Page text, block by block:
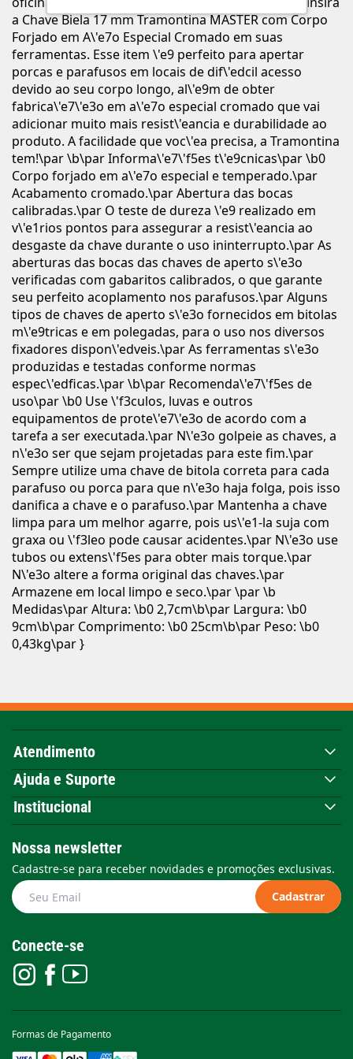
a Chave Biela 17 mm Tramontina MASTER com Corpo
Forjado em A\'e7o Especial Cromado em suas
ferramentas. Esse item \'e9 perfeito para apertar
porcas e parafusos em locais de dif\'edcil acesso
devido ao seu corpo longo, al\'e9m de obter
fabrica\'e7\'e3o em a\'e7o especial cromado que vai
adicionar muito mais resist\'eancia e durabilidade ao
produto. A facilidade que voc\'ea precisa, a Tramontina
tem!\par \b\par Informa\'e7\'f5es t\'e9cnicas\par \b0
Corpo forjado em a\'e7o especial e temperado.\par
Acabamento cromado.\par Abertura das bocas
calibradas.\par O teste de dureza \'e9 realizado em
v\'e1rios pontos para assegurar a resist\'eancia ao
desgaste da chave durante o uso ininterrupto.\par As
aberturas das bocas das chaves de aperto s\'e3o
verificadas com gabaritos calibrados, o que garante
seu perfeito acoplamento nos parafusos.\par Alguns
tipos de chaves de aperto s\'e3o fornecidos em bitolas
m\'e9tricas e em polegadas, para o uso nos diversos
fixadores dispon\'edveis.\par As ferramentas s\'e3o
produzidas e testadas conforme normas
espec\'edficas.\par \b\par Recomenda\'e7\'f5es de
uso\par \b0 Use \'f3culos, luvas e outros
equipamentos de prote\'e7\'e3o de acordo com a
tarefa a ser executada.\par N\'e3o golpeie as chaves, a
n\'e3o ser que sejam projetadas para este fim.\par
Sempre utilize uma chave de bitola correta para cada
parafuso ou porca para que n\'e3o haja folga, pois isso
danifica a chave e o parafuso.\par Mantenha a chave
limpa para um melhor agarre, pois us\'e1-la suja com
graxa ou \'f3leo pode causar acidentes.\par N\'e3o use
tubos ou extens\'f5es para obter mais torque.\par
N\'e3o altere a forma original das chaves.\par
Armazene em local limpo e seco.\par \par \b
Medidas\par Altura: \b0 2,7cm\b\par Largura: \b0
9cm\b\par Comprimento: \b0 25cm\b\par Peso: \b0
0,43kg\par }
Atendimento
Ajuda e Suporte
Institucional
Nossa newsletter
Cadastre-se para receber novidades e promoções exclusivas.
Cadastrar
Conecte-se
Formas de Pagamento